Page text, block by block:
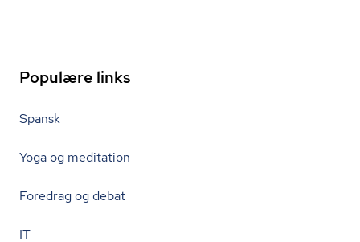
Populære links
Spansk
Yoga og meditation
Foredrag og debat
IT